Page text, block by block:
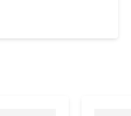
ungeeignet.